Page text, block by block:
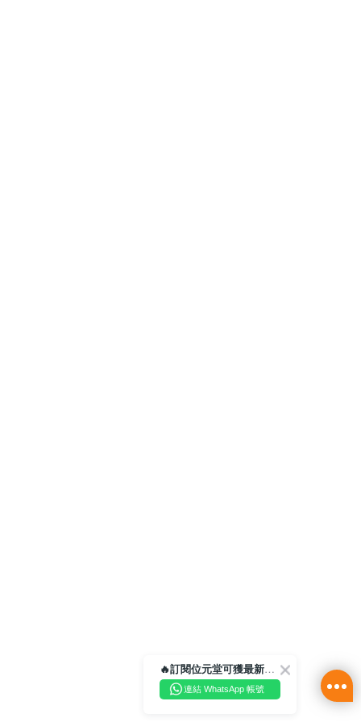
🔥訂閱位元堂可獲最新優惠及活動資訊🔥
連結 WhatsApp 帳號